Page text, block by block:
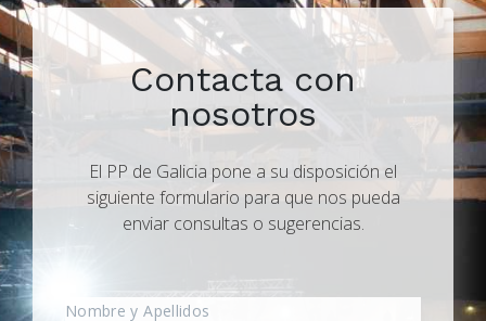
Contacta con
nosotros
El PP de Galicia pone a su disposición el
siguiente formulario para que nos pueda
enviar consultas o sugerencias.